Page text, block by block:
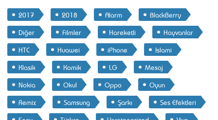
2017 2018 Alarm
BlackBerry
Diğer
Filmler Hareketli
Hayvanlar
HTC
Huawei iPhone
Islami
Klasik
Komik LG
Mesaj
Nokia
Okul Oppo
Oyun
Remix
Samsung Şarkı
Ses Efektleri